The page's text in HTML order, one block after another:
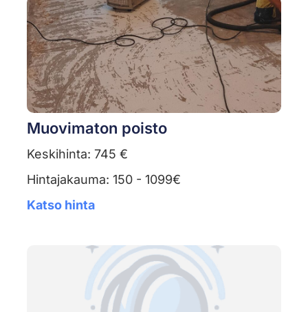
Muovimaton poisto
Keskihinta: 745 €
Hintajakauma: 150 - 1099€
Katso hinta